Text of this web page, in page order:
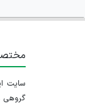
گروهی